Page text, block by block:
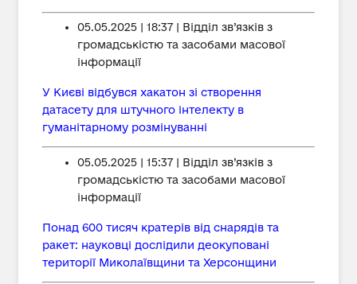
05.05.2025 | 18:37 | Відділ зв’язків з
громадськістю та засобами масової
інформації
У Києві відбувся хакатон зі створення
датасету для штучного інтелекту в
гуманітарному розмінуванні
05.05.2025 | 15:37 | Відділ зв’язків з
громадськістю та засобами масової
інформації
Понад 600 тисяч кратерів від снарядів та
ракет: науковці дослідили деокуповані
території Миколаївщини та Херсонщини